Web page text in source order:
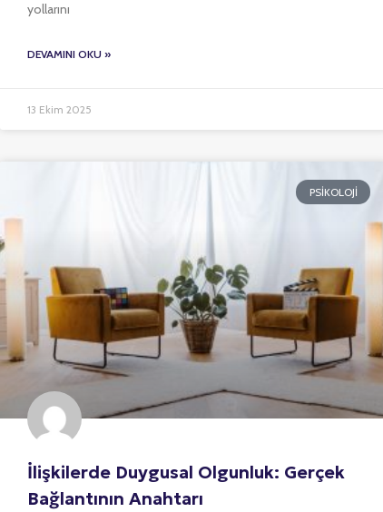
yollarını
DEVAMINI OKU »
13 Ekim 2025
PSIKOLOJI
İlişkilerde Duygusal Olgunluk: Gerçek
Bağlantının Anahtarı